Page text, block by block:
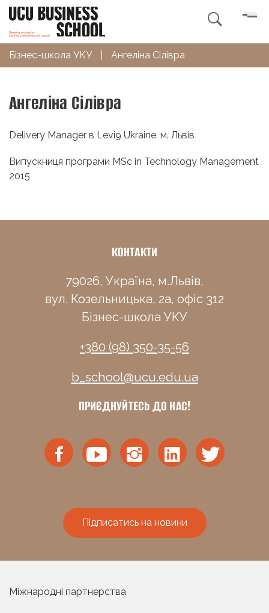

Бізнес-школа УКУ Ангеліна Сілівра
Ангеліна Сілівра
Delivery Manager в Levi9 Ukraine, м. Львів
Випускниця програми MSc in Technology Management
2015
КОНТАКТИ
79026, Україна, м.Львів,
вул. Козельницька, 2а, офіс 312
Бізнес-школа УКУ
+380 (98) 350-35-56
b_school@ucu.edu.ua
ПРИЄДНУЙТЕСЬ ДО НАС!
Підписатись на новини
Міжнародні партнерства